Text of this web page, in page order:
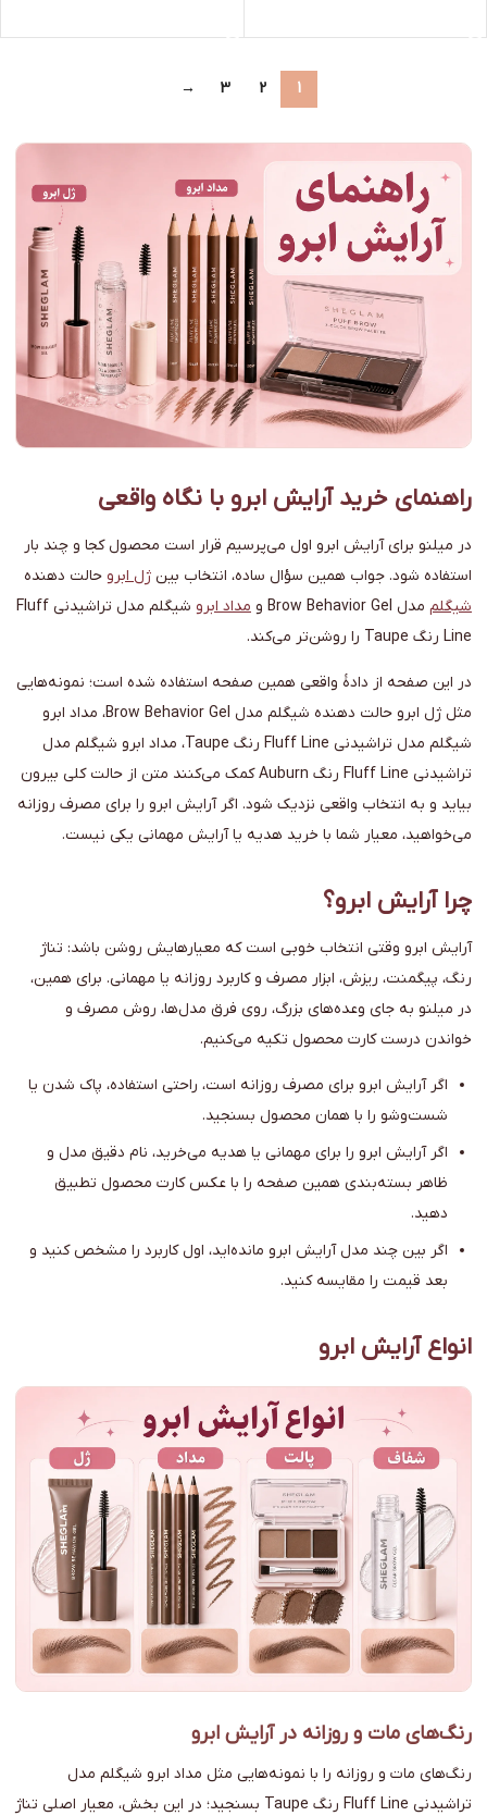
1
2
3
→
راهنمای خرید آرایش ابرو با نگاه واقعی
در میلنو برای آرایش ابرو اول می‌پرسیم قرار است محصول کجا و چند بار
استفاده شود. جواب همین سؤال ساده، انتخاب بین ژل ابرو حالت دهنده
شیگلم مدل Brow Behavior Gel و مداد ابرو
شیگلم مدل تراشیدنی Fluff
Line رنگ Taupe را روشن‌تر می‌کند.
در این صفحه از دادهٔ واقعی همین صفحه استفاده شده است؛ نمونه‌هایی
مثل ژل ابرو حالت دهنده شیگلم مدل Brow Behavior Gel، مداد ابرو
شیگلم مدل تراشیدنی Fluff Line رنگ Taupe، مداد ابرو شیگلم مدل
تراشیدنی Fluff Line رنگ Auburn کمک می‌کنند متن از حالت کلی بیرون
بیاید و به انتخاب واقعی نزدیک شود. اگر آرایش ابرو را برای مصرف روزانه
می‌خواهید، معیار شما با خرید هدیه یا آرایش مهمانی یکی نیست.
چرا آرایش ابرو؟
آرایش ابرو وقتی انتخاب خوبی است که معیارهایش روشن باشد: تناژ
رنگ، پیگمنت، ریزش، ابزار مصرف و کاربرد روزانه یا مهمانی. برای همین،
در میلنو به جای وعده‌های بزرگ، روی فرق مدل‌ها، روش مصرف و
خواندن درست کارت محصول تکیه می‌کنیم.
اگر آرایش ابرو برای مصرف روزانه است، راحتی استفاده، پاک شدن یا
شست‌وشو را با همان محصول بسنجید.
اگر آرایش ابرو را برای مهمانی یا هدیه می‌خرید، نام دقیق مدل و
ظاهر بسته‌بندی همین صفحه را با عکس کارت محصول تطبیق
دهید.
اگر بین چند مدل آرایش ابرو مانده‌اید، اول کاربرد را مشخص کنید و
بعد قیمت را مقایسه کنید.
انواع آرایش ابرو
رنگ‌های مات و روزانه در آرایش ابرو
رنگ‌های مات و روزانه را با نمونه‌هایی مثل مداد ابرو شیگلم مدل
تراشیدنی Fluff Line رنگ Taupe بسنجید؛ در این بخش، معیار اصلی تناژ